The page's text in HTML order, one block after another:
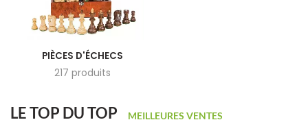
PIÈCES D'ÉCHECS
217 produits
LE TOP DU TOP MEILLEURES VENTES